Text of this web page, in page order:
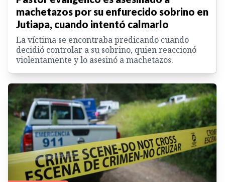
machetazos por su enfurecido sobrino en
Jutiapa, cuando intentó calmarlo
La víctima se encontraba predicando cuando
decidió controlar a su sobrino, quien reaccionó
violentamente y lo asesinó a machetazos.